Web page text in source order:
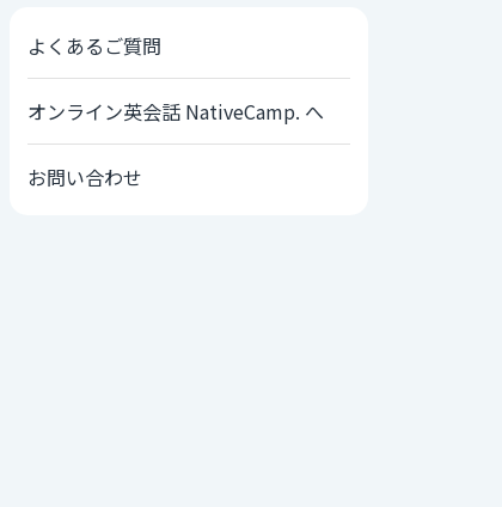
よくあるご質問
オンライン英会話 NativeCamp. へ
お問い合わせ